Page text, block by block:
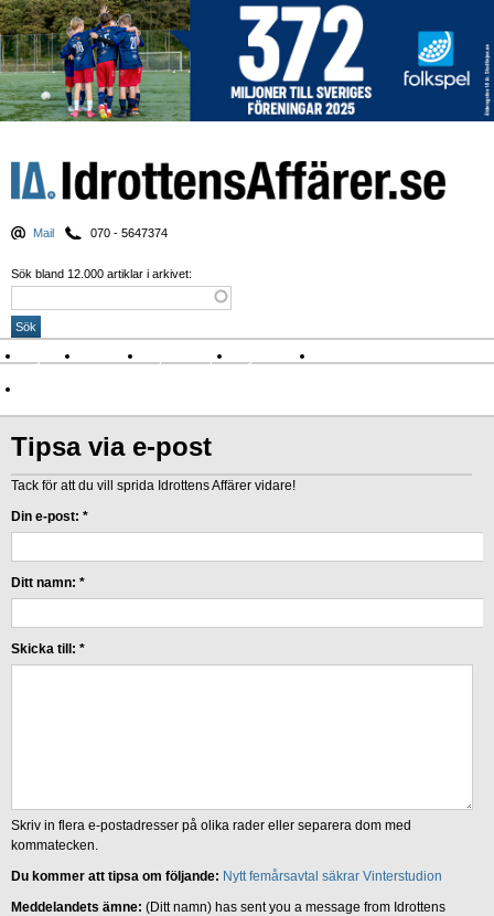
Mail 070 - 5647374
Sök bland 12.000 artiklar i arkivet:
Nyheter Krönikor Sport & spel Nyhetsbrev
Tipsa via e-post
Tack för att du vill sprida Idrottens Affärer vidare!
Din e-post: *
Ditt namn: *
Skicka till: *
Skriv in flera e-postadresser på olika rader eller separera dom med
kommatecken.
Du kommer att tipsa om följande: Nytt femårsavtal säkrar Vinterstudion
Meddelandets ämne: (Ditt namn) has sent you a message from Idrottens